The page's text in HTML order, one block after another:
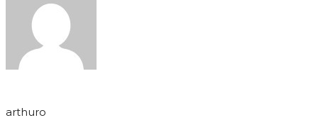
arthuro